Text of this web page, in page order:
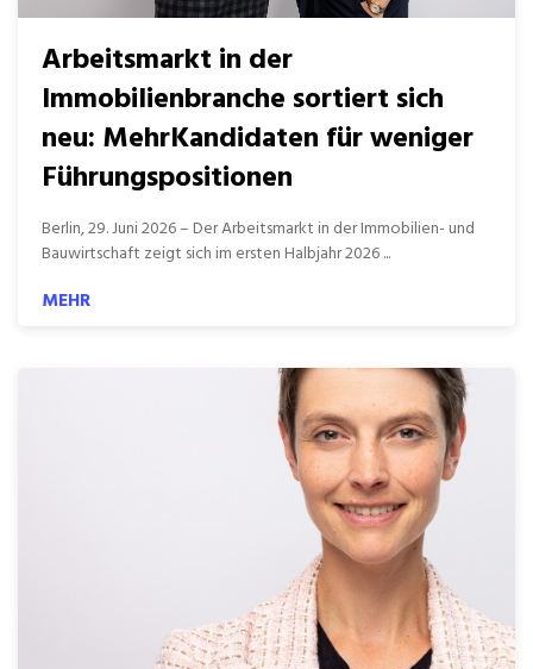
Arbeitsmarkt in der
Immobilienbranche sortiert sich
neu: MehrKandidaten für weniger
Führungspositionen
Berlin, 29. Juni 2026 – Der Arbeitsmarkt in der Immobilien- und
Bauwirtschaft zeigt sich im ersten Halbjahr 2026 ...
MEHR